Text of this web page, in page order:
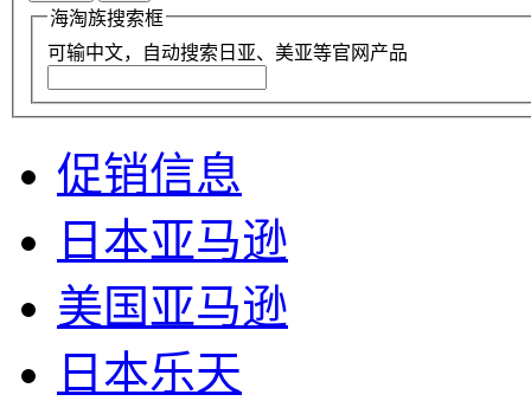
海淘族搜索框
可输中文，自动搜索日亚、美亚等官网产品
促销信息
日本亚马逊
美国亚马逊
日本乐天